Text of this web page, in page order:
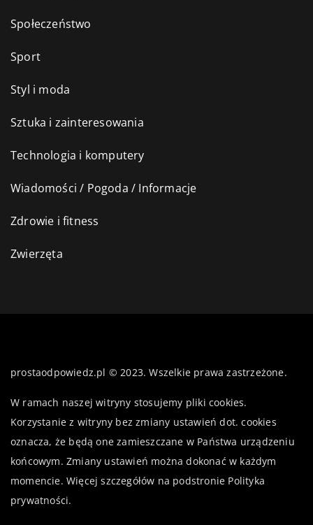
Społeczeństwo
Sport
Styl i moda
Sztuka i zainteresowania
Technologia i komputery
Wiadomości / Pogoda / Informacje
Zdrowie i fitness
Zwierzęta
prostaodpowiedz.pl © 2023. Wszelkie prawa zastrzeżone.
W ramach naszej witryny stosujemy pliki cookies.
Korzystanie z witryny bez zmiany ustawień dot. cookies
oznacza, że będą one zamieszczane w Państwa urządzeniu
końcowym. Zmiany ustawień można dokonać w każdym
momencie. Więcej szczegółów na podstronie Polityka
prywatności.